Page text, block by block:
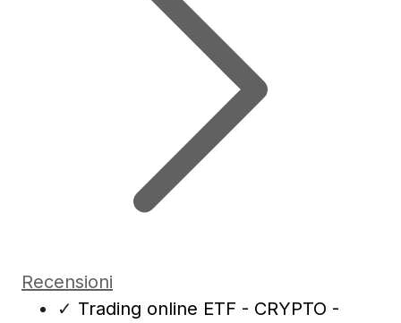
Recensioni
✓ Trading online ETF - CRYPTO -